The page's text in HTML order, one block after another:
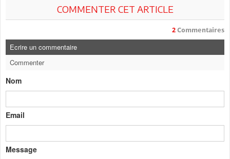
COMMENTER CET ARTICLE
2 Commentaires
Ecrire un commentaire
Commenter
Nom
Email
Message